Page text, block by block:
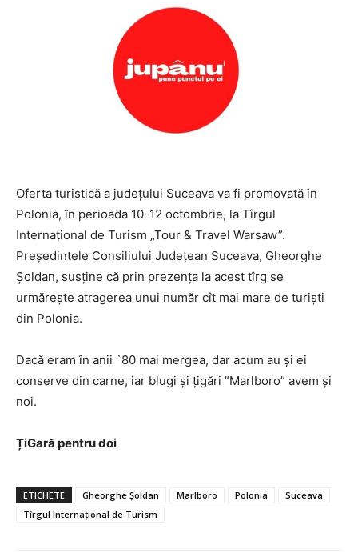
Oferta turistică a județului Suceava va fi promovată în
Polonia, în perioada 10-12 octombrie, la Tîrgul
Internațional de Turism „Tour & Travel Warsaw”.
Președintele Consiliului Județean Suceava, Gheorghe
Șoldan, susține că prin prezența la acest tîrg se
urmărește atragerea unui număr cît mai mare de turiști
din Polonia.
Dacă eram în anii `80 mai mergea, dar acum au și ei
conserve din carne, iar blugi și țigări ”Marlboro” avem și
noi.
ȚiGară pentru doi
ETICHETE Gheorghe Șoldan Marlboro Polonia
Suceava
Tîrgul Internațional de Turism